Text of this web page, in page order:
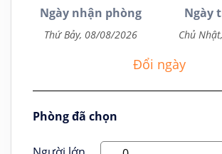
Ngày nhận phòng Ngày
Đổi ngày
Phòng đã chọn